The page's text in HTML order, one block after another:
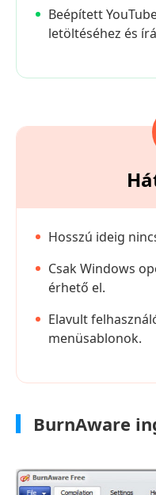
Beépített
letöltéséhez és
Hosszú ideig
Csak Windows
érhető el.
Elavult
menüsablonok.
BurnAware